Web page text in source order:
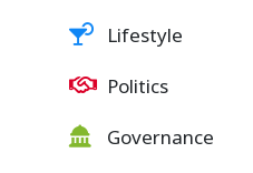
Lifestyle
Politics
Governance